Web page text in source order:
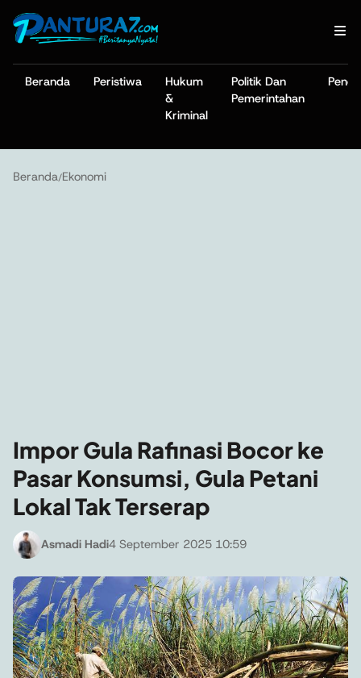
Beranda Peristiwa
Hukum
&
Kriminal
Politik Dan
Pemerintahan
Beranda/Ekonomi
Impor Gula Rafinasi Bocor ke
Pasar Konsumsi, Gula Petani
Lokal Tak Terserap
Asmadi Hadi4 September 2025 10:59